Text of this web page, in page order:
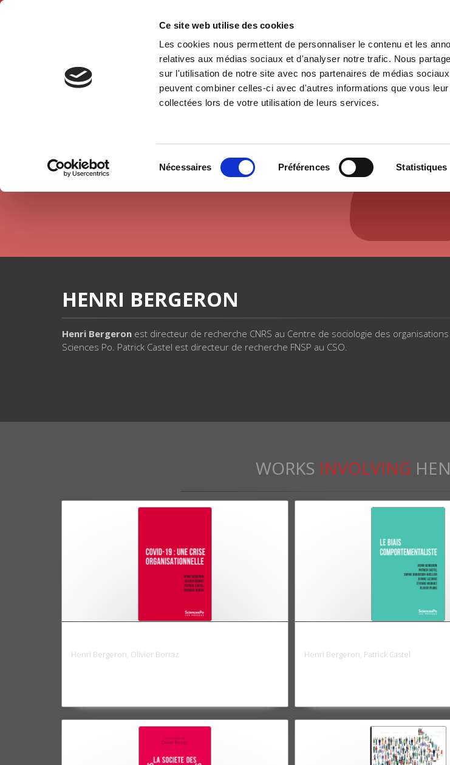
Ce site web utilise des cookies
Les cookies nous permettent de personnaliser le contenu et les
relatives aux médias sociaux et d'analyser notre trafic. Nous
sur l'utilisation de notre site avec nos partenaires de médias
peuvent combiner celles-ci avec d'autres informations que vous
collectées lors de votre utilisation de leurs services.
Nécessaires Préférences Statistiques
Home Environment History
Home Henri Bergeron
AUTHORS &
HENRI BERGERON
Henri Bergeron est directeur de recherche CNRS au Centre de sociologie des organisations
Sciences Po. Patrick Castel est directeur de recherche FNSP au CSO.
WORKS INVOLVING
Henri Bergeron, Olivier Borraz Henri Bergeron, Patrick Castel